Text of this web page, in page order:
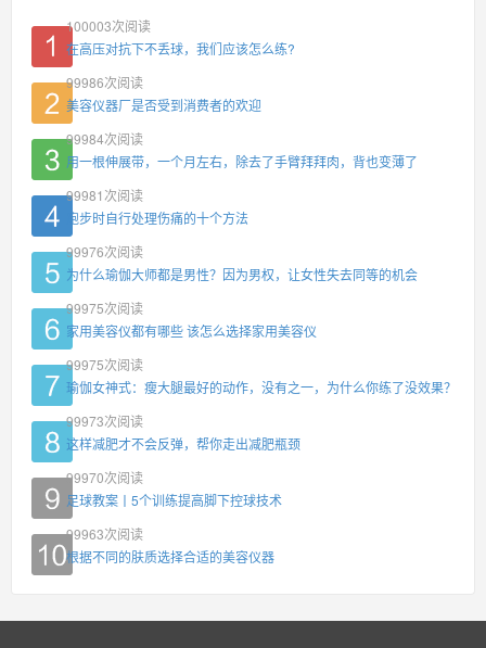
100003次阅读
在高压对抗下不丢球，我们应该怎么练?
99986次阅读
美容仪器厂是否受到消费者的欢迎
99984次阅读
用一根伸展带，一个月左右，除去了手臂拜拜肉，背也变薄了
99981 次阅读
跑步时自行处理伤痛的十个方法
99976次阅读
为什么瑜伽大师都是男性？因为男权，让女性失去同等的机会
99975次阅读
家用美容仪都有哪些 该怎么选择家用美容仪
99975次阅读
瑜伽女神式：瘦大腿最好的动作，没有之一，为什么你练了没效果？
99973次阅读
这样减肥才不会反弹，帮你走出减肥瓶颈
99970次阅读
足球教案丨5个训练提高脚下控球技术
99963次阅读
根据不同的肤质选择合适的美容仪器